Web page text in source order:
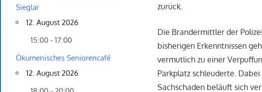
zurück.
Die Brandermittler der
bisherigen Erkenntnissen
vermutlich zu einer
Parkplatz schleuderte.
Sachschaden beläuft sich
Sieglar
12. August 2026
15:00 - 17:00
Ökumenisches Seniorencafé
12. August 2026